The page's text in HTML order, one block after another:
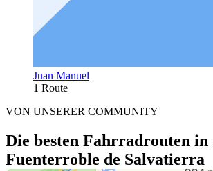
Juan Manuel
1 Route
VON UNSERER COMMUNITY
Die besten Fahrradrouten in
Fuenterroble de Salvatierra